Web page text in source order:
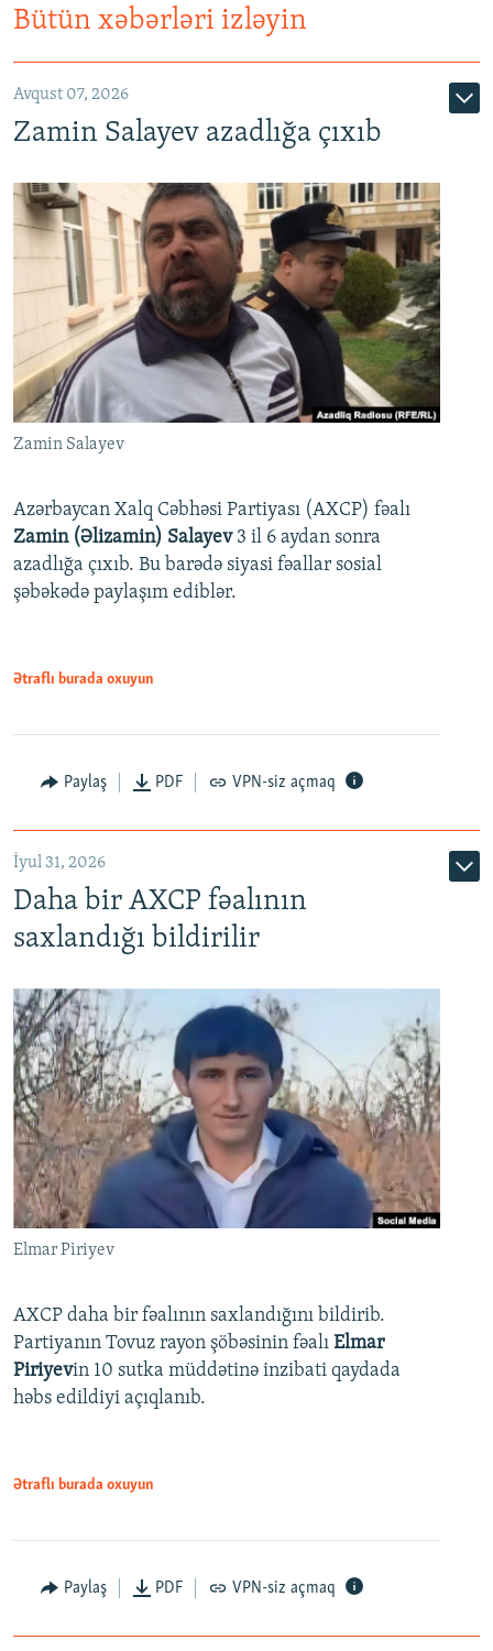
Bütün xəbərləri izləyin
Avqust 07, 2026
Zamin Salayev azadlığa çıxıb
Zamin Salayev
Azərbaycan Xalq Cəbhəsi Partiyası (AXCP) fəalı
Zamin (Əlizamin) Salayev 3 il 6 aydan sonra
azadlığa çıxıb. Bu barədə siyasi fəallar sosial
şəbəkədə paylaşım ediblər.
Ətraflı burada oxuyun
Paylaş PDF VPN-siz açmaq
İyul 31, 2026
Daha bir AXCP fəalının
saxlandığı bildirilir
Elmar Piriyev
AXCP daha bir fəalının saxlandığını bildirib.
Partiyanın Tovuz rayon şöbəsinin fəalı Elmar
Piriyevin 10 sutka müddətinə inzibati qaydada
həbs edildiyi açıqlanıb.
Ətraflı burada oxuyun
Paylaş PDF VPN-siz açmaq